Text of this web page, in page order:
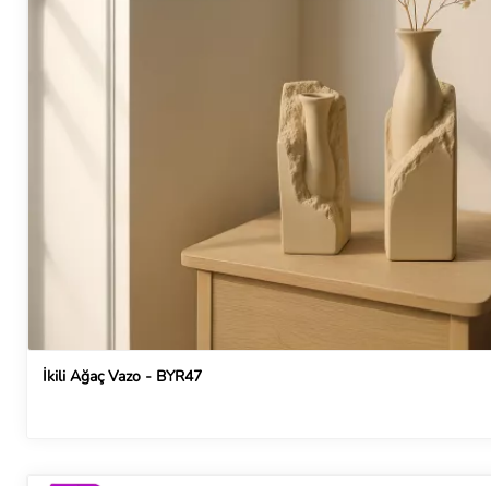
İkili Ağaç Vazo - BYR47